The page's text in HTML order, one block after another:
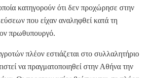
κατηγορούν ότι δεν προχώρησε στην
που είχαν αναληφθεί κατά τη
πρωθυπουργό.
πλέον εστιάζεται στο συλλαλητήριο
να πραγματοποιηθεί στην Αθήνα την